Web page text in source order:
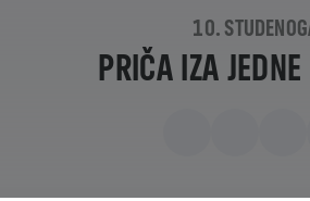
10.
PRIČA IZA JEDNE